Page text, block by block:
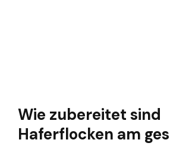
Wie zubereitet sind
Haferflocken am